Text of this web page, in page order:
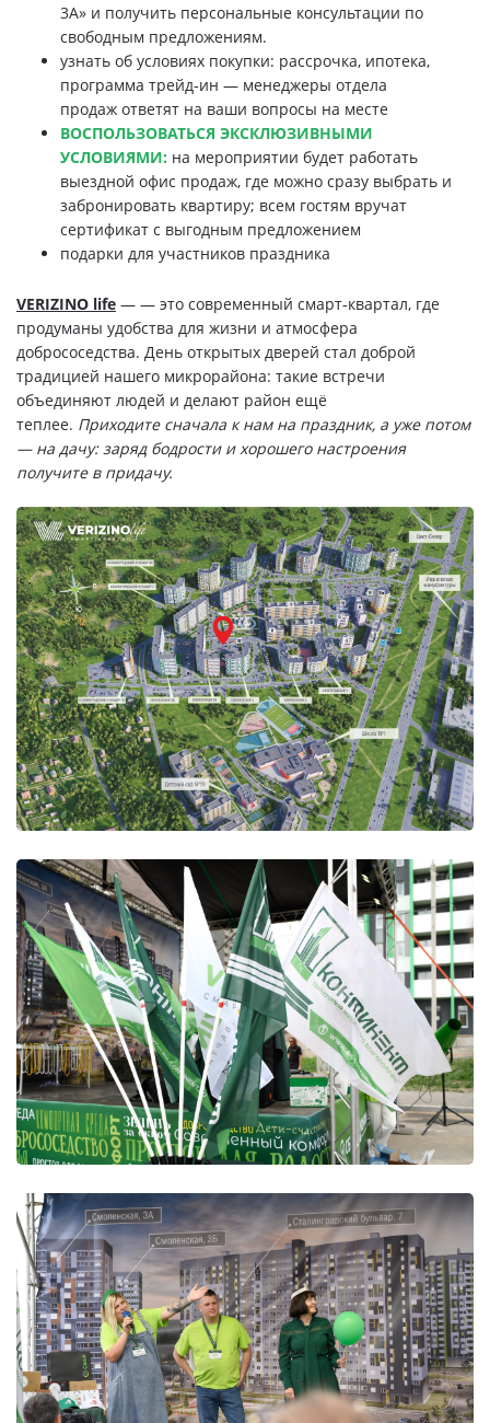
3А» и получить персональные консультации по
свободным предложениям.
узнать об условиях покупки: рассрочка, ипотека,
программа трейд‑ин — менеджеры отдела
продаж ответят на ваши вопросы на месте
ВОСПОЛЬЗОВАТЬСЯ ЭКСКЛЮЗИВНЫМИ
УСЛОВИЯМИ: на мероприятии будет работать
выездной офис продаж, где можно сразу выбрать и
забронировать квартиру; всем гостям вручат
сертификат с выгодным предложением
подарки для участников праздника
VERIZINO life — — это современный смарт‑квартал, где
продуманы удобства для жизни и атмосфера
добрососедства. День открытых дверей стал доброй
традицией нашего микрорайона: такие встречи
объединяют людей и делают район ещё
теплее. Приходите сначала к нам на праздник, а уже потом
— на дачу: заряд бодрости и хорошего настроения
получите в придачу.